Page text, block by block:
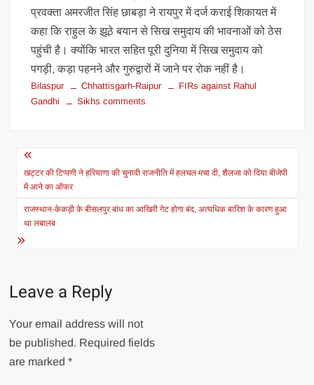
प्रवक्ता अमरजीत सिंह छाबड़ा ने रायपुर में दर्ज कराई शिकायत में
कहा कि राहुल के झूठे बयान से सिख समुदाय की भावनाओं को ठेस
पहुंची है। क्योंकि भारत सहित पूरी दुनिया में सिख समुदाय को
पगड़ी, कड़ा पहनने और गुरुद्वारों में जाने पर रोक नहीं है।
Bilaspur Chhattisgarh-Raipur
FIRs against Rahul
Gandhi
Sikhs comments
Post
navigation
खट्टर की टिप्पणी ने हरियाणा की चुनावी राजनीति में हलचल मचा दी, शैलजा को दिया बीजेपी
में आने का ऑफर
राजस्थान-केकड़ी के बीसलपुर बांध का आखिरी गेट होगा बंद, अत्यधिक बारिश के कारण हुआ
था लबालब
Leave a Reply
Your email address will not
be published. Required fields
are marked*